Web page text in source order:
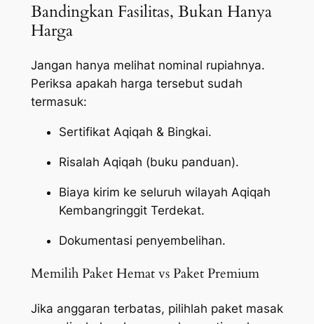
Bandingkan Fasilitas, Bukan Hanya
Harga
Jangan hanya melihat nominal rupiahnya.
Periksa apakah harga tersebut sudah
termasuk:
Sertifikat Aqiqah & Bingkai.
Risalah Aqiqah (buku panduan).
Biaya kirim ke seluruh wilayah Aqiqah
Kembangringgit Terdekat.
Dokumentasi penyembelihan.
Memilih Paket Hemat vs Paket Premium
Jika anggaran terbatas, pilihlah paket masak